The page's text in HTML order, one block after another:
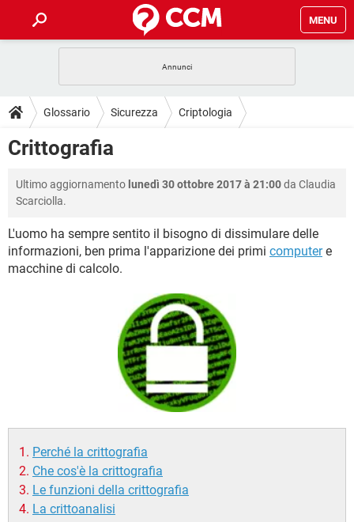
MENU
INTRATTENIMENTO ANDROID
iOS
TIKTOK
GUIDE
COVID-19
INTRATTENIMENTO
iOS WINDOWS 10
TIKTOK FACEBOOK
HARDWARE
DOWNLOAD
INTRATTENIMENTO
INSTAGRAM WHATSAPP
FORUM
INTRATTENIMENTO ANDROID
iOS
WHATSAPP
FACEBOOK
COVID-19 GAMING
WINDOWS 10
WHATSAPP
FACEBOOK
Glossario Sicurezza Criptologia
Crittografia
Ultimo aggiornamento lunedì 30 ottobre 2017 à 21:00da Claudia
Scarciolla.
L'uomo ha sempre sentito il bisogno di dissimulare delle
informazioni, ben prima l'apparizione dei primi computere
macchine di calcolo.
Perché la crittografia
Che cos'è la crittografia
Le funzioni della crittografia
La crittoanalisi